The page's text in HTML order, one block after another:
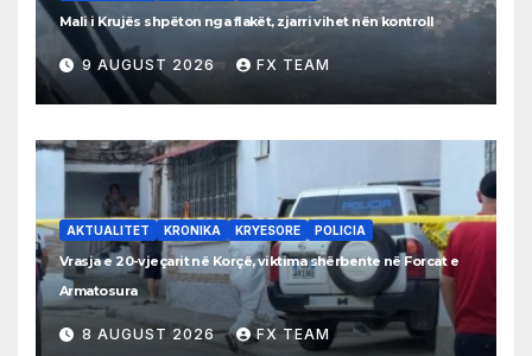
Mali i Krujës shpëton nga flakët, zjarri vihet nën kontroll
9 AUGUST 2026 FX TEAM
AKTUALITET KRONIKA KRYESORE POLICIA
Vrasja e 20-vjeçarit në Korçë, viktima shërbente në Forcat e
Armatosura
8 AUGUST 2026 FX TEAM